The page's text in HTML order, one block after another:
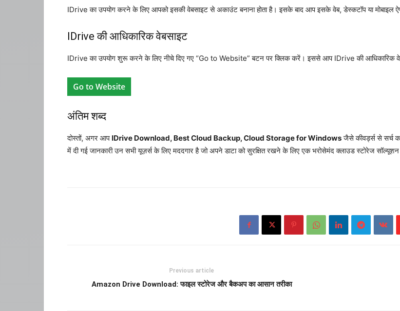
IDrive का उपयोग करने के लिए आपको इसकी वेबसाइट से अकाउंट बनाना होता है। इसके बाद आप इसके वेब, डेस्कटॉप या
IDrive की आधिकारिक वेबसाइट
IDrive का उपयोग शुरू करने के लिए नीचे दिए गए “Go to Website” बटन पर क्लिक करें। इससे आप IDrive की आधिकारिक
Go to Website
अंतिम शब्द
दोस्तों, अगर आप IDrive Download, Best Cloud Backup, Cloud Storage for Windowsजैसे कीवर्ड्स से सर्च
में दी गई जानकारी उन सभी यूज़र्स के लिए मददगार है जो अपने डाटा को सुरक्षित रखने के लिए एक भरोसेमंद क्लाउड स्टोरेज
Previous article
Amazon Drive Download: फाइल स्टोरेज और बैकअप का आसान तरीका